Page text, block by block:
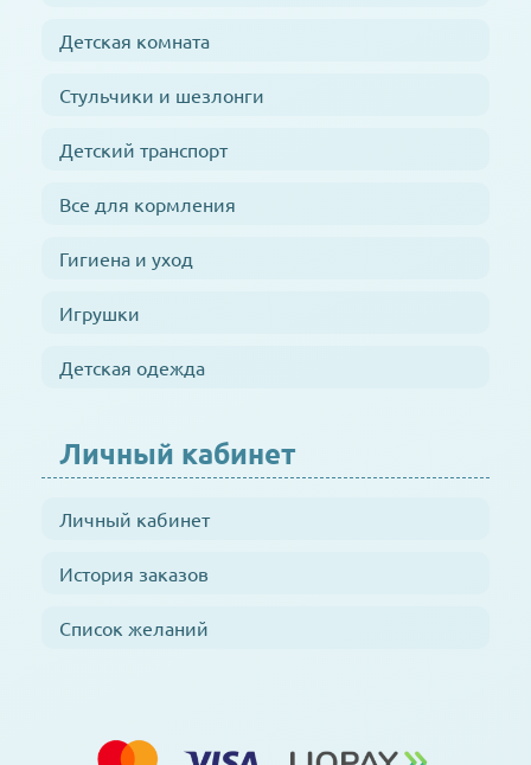
Детская комната
Стульчики и шезлонги
Детский транспорт
Все для кормления
Гигиена и уход
Игрушки
Детская одежда
Личный кабинет
Личный кабинет
История заказов
Список желаний